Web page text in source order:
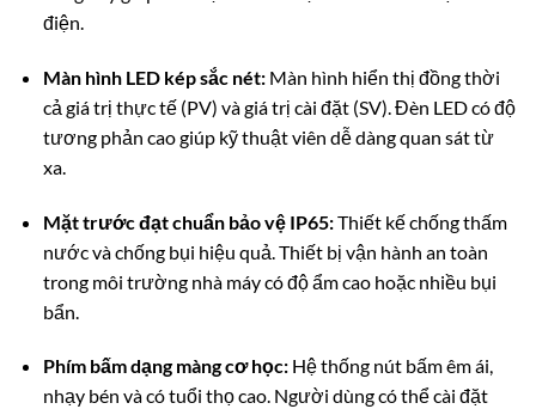
điện.
Màn hình LED kép sắc nét:Màn hình hiển thị đồng thời
cả giá trị thực tế (PV) và giá trị cài đặt (SV). Đèn LED có độ
tương phản cao giúp kỹ thuật viên dễ dàng quan sát từ
xa.
Mặt trước đạt chuẩn bảo vệ IP65:Thiết kế chống thấm
nước và chống bụi hiệu quả. Thiết bị vận hành an toàn
trong môi trường nhà máy có độ ẩm cao hoặc nhiều bụi
bẩn.
Phím bấm dạng màng cơ học:Hệ thống nút bấm êm ái,
nhạy bén và có tuổi thọ cao. Người dùng có thể cài đặt